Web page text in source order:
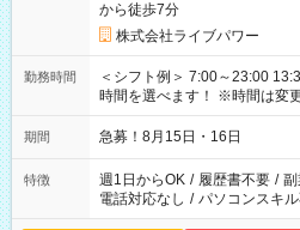
から徒歩7分
株式会社ライブパワー
勤務時間
＜シフト例＞ 7:00～23:00 13:30～22:00 上記
時間を選べます！ ※時間は変
期間 急募！8月15日・16日
特徴 週1日からOK / 履歴書不要 /
電話対応なし / パソコンスキ